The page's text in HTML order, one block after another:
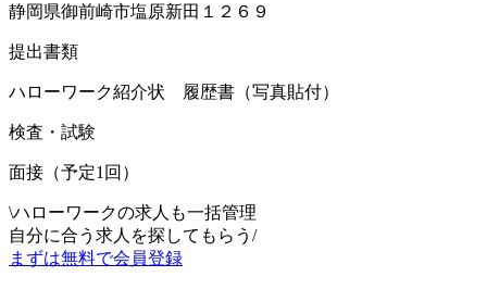
静岡県御前崎市塩原新田１２６９
提出書類
ハローワーク紹介状 履歴書（写真貼付）
検査・試験
面接（予定1回）
\ハローワークの求人も一括管理
自分に合う求人を探してもらう /
まずは無料で会員登録